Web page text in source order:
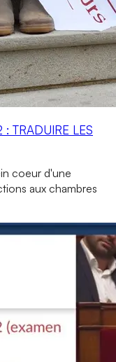
TRADUIRE LES
coeur d'une
aux chambres